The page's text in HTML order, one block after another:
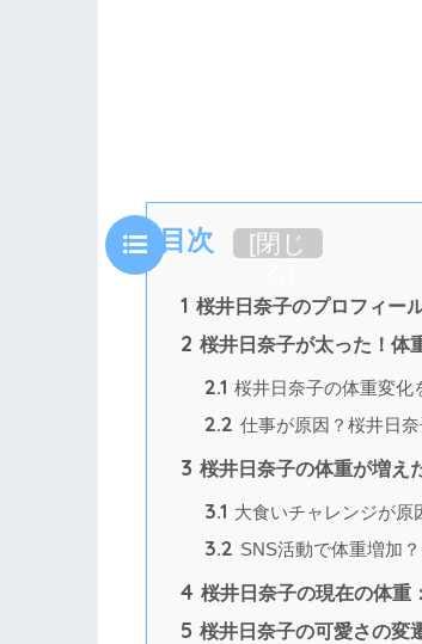
目次 [閉じ
1 桜井日奈子のプロフィー
2 桜井日奈子が太った！体
2.1 桜井日奈子の体重変化
2.2 仕事が原因？桜井日
3 桜井日奈子の体重が増え
3.1 大食いチャレンジが原
3.2 SNS活動で体重増加
4 桜井日奈子の現在の体重
5 桜井日奈子の可愛さの変